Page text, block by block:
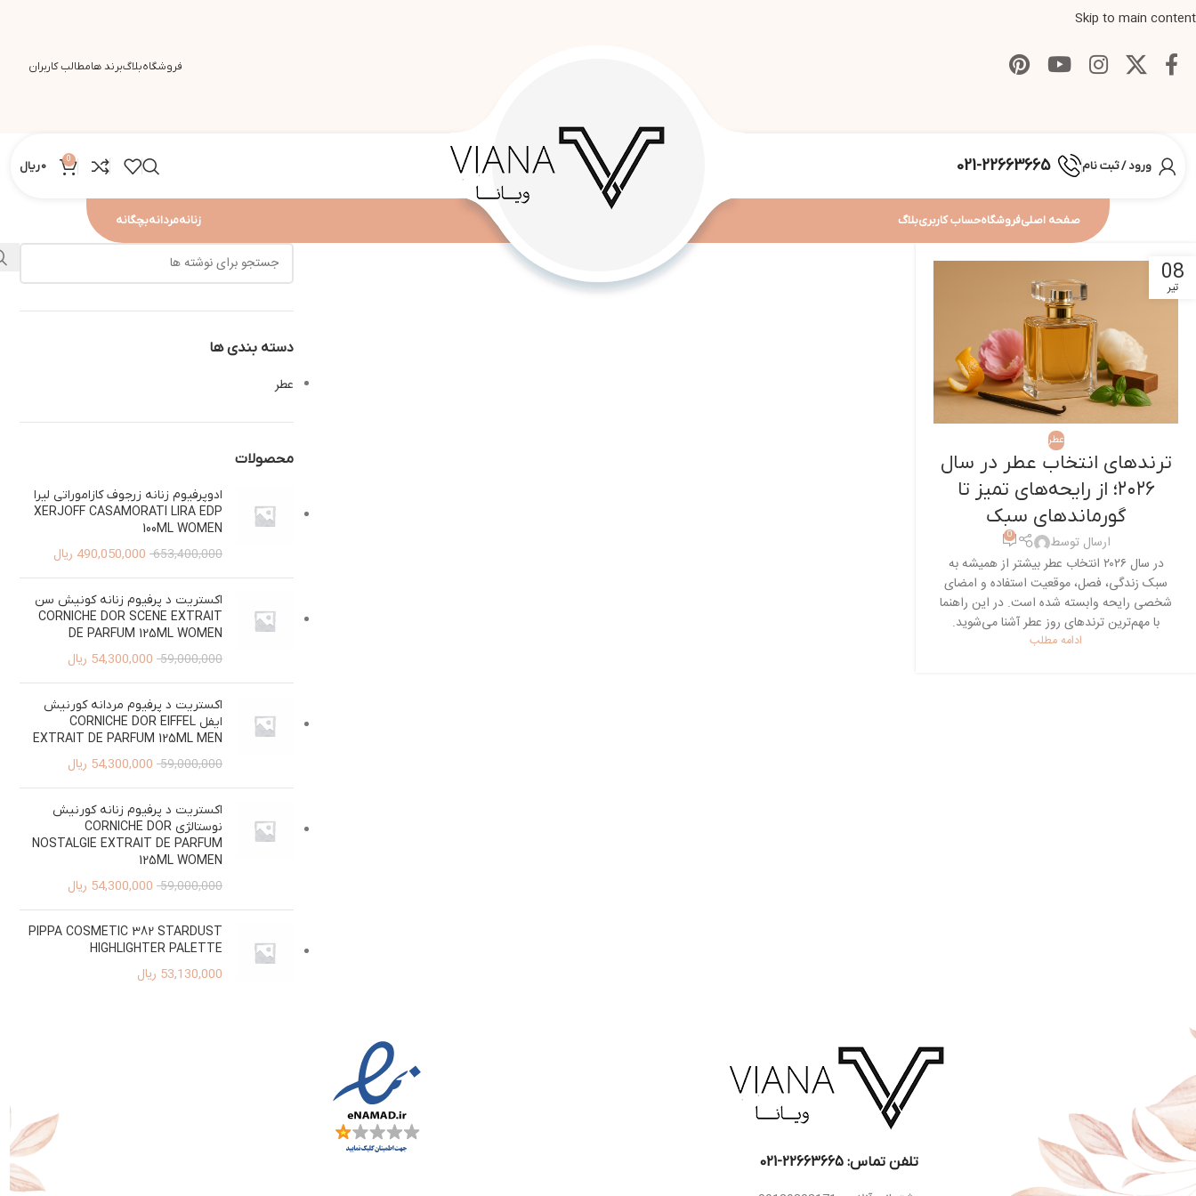
Skip to main content
فروشگاهبلاگبرند هامطالب کاربران
ورود / ثبت نام 021-22663665
0
0ریال
صفحه اصلیفروشگاهحساب کاربریبلاگ زنانهمردانهبچگانه
08
تیر
عطر
ترندهای انتخاب عطر در سال
۲۰۲۶؛ از رایحه‌های تمیز تا
گورماندهای سبک
ارسال توسط 0
در سال ۲۰۲۶ انتخاب عطر بیشتر از همیشه به
سبک زندگی، فصل، موقعیت استفاده و امضای
شخصی رایحه وابسته شده است. در این راهنما
با مهم‌ترین ترندهای روز عطر آشنا می‌شوید.
ادامه مطلب
دسته بندی ها
عطر
محصولات
ادوپرفیوم زنانه زرجوف کازاموراتی لیرا
XERJOFF CASAMORATI LIRA EDP
100ML WOMEN
653,400,000
490,050,000 ریال
اکستریت د پرفیوم زنانه کونیش سن
CORNICHE DOR SCENE EXTRAIT
DE PARFUM 125ML WOMEN
59,000,000
54,300,000 ریال
اکستریت د پرفیوم مردانه کورنیش
ایفل CORNICHE DOR EIFFEL
EXTRAIT DE PARFUM 125ML MEN
59,000,000
54,300,000 ریال
اکستریت د پرفیوم زنانه کورنیش
نوستالژی CORNICHE DOR
NOSTALGIE EXTRAIT DE PARFUM
125ML WOMEN
59,000,000
54,300,000 ریال
PIPPA COSMETIC 382 STARDUST
HIGHLIGHTER PALETTE
53,130,000 ریال
تلفن تماس: 22663665-021​